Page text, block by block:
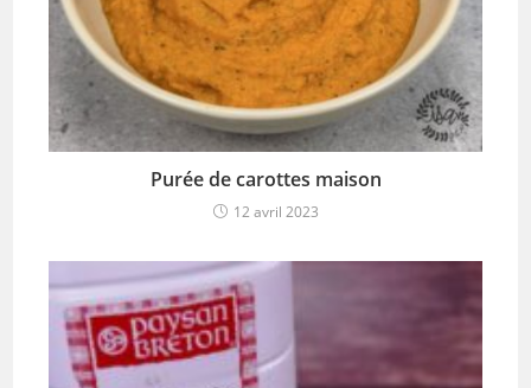
Purée de carottes maison
12 avril 2023